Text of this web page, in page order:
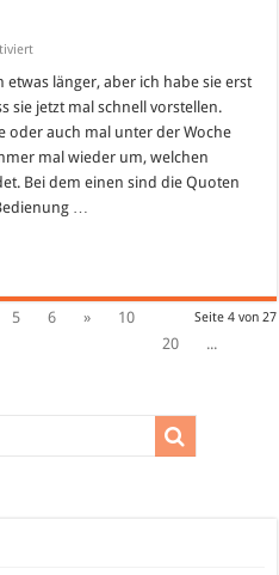
für
Android
länger, aber ich habe sie erst
sie jetzt mal schnell vorstellen.
oder auch mal unter der Woche
mal wieder um, welchen
Bei dem einen sind die Quoten
…
Seite 4 von 27
5 6 »
10
20
...